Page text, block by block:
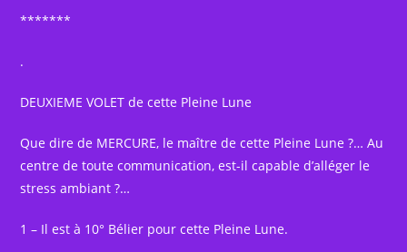
*******
.
DEUXIEME VOLET de cette Pleine Lune
Que dire de MERCURE, le maître de cette Pleine Lune ?… Au
centre de toute communication, est-il capable d’alléger le
stress ambiant ?…
1 – Il est à 10° Bélier pour cette Pleine Lune.